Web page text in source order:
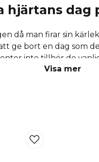
hjärtans dag
då man firar sin
ge bort en dag som
inte tillhör de
att ge bort på
Visa mer